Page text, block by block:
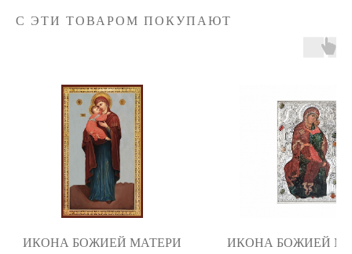
С ЭТИ ТОВАРОМ ПОКУПАЮТ
ИКОНА БОЖИЕЙ МАТЕРИ
ИКОНА БОЖИЕЙ